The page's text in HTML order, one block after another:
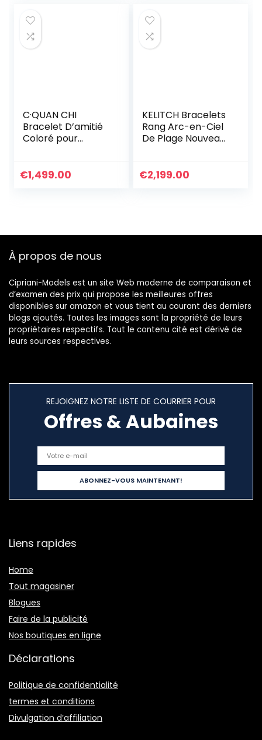
C·QUAN CHI
Bracelet D’amitié
Coloré pour
Perles Tila
€1,499.00
KELITCH Bracelets
Rang Arc-en-Ciel
De Plage Nouveau
Cadeau D’été
€2,199.00
À propos de nous
Cipriani-Models est un site Web moderne de comparaison et
d’examen des prix qui propose les meilleures offres
disponibles sur amazon et vous tient au courant des derniers
blogs ajoutés. Toutes les images sont la propriété de leurs
propriétaires respectifs. Tout le contenu cité est dérivé de
leurs sources respectives.
REJOIGNEZ NOTRE LISTE DE COURRIER POUR
Offres & Aubaines
Liens rapides
Home
Tout magasiner
Blogues
Faire de la publicité
Nos boutiques en ligne
Déclarations
Politique de confidentialité
termes et conditions
Divulgation d’affiliation